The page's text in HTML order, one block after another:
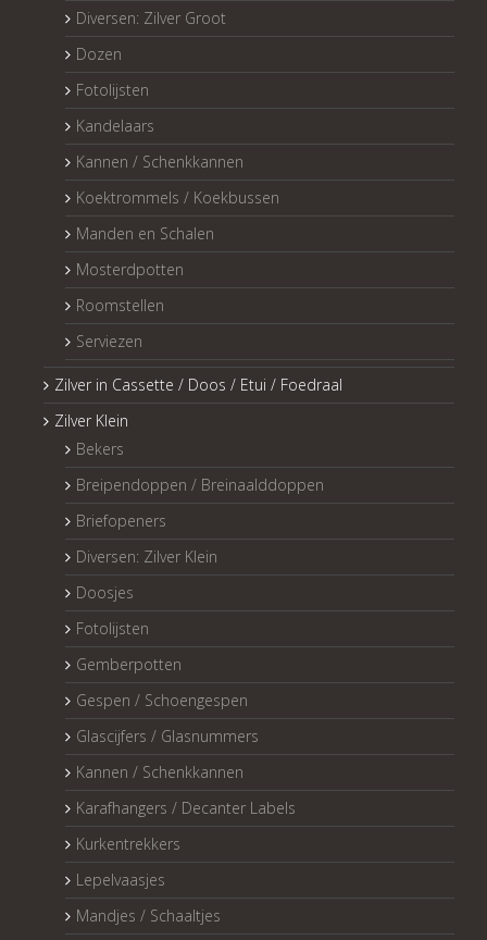
Diversen: Zilver Groot
Dozen
Fotolijsten
Kandelaars
Kannen / Schenkkannen
Koektrommels / Koekbussen
Manden en Schalen
Mosterdpotten
Roomstellen
Serviezen
Zilver in Cassette / Doos / Etui / Foedraal
Zilver Klein
Bekers
Breipendoppen / Breinaalddoppen
Briefopeners
Diversen: Zilver Klein
Doosjes
Fotolijsten
Gemberpotten
Gespen / Schoengespen
Glascijfers / Glasnummers
Kannen / Schenkkannen
Karafhangers / Decanter Labels
Kurkentrekkers
Lepelvaasjes
Mandjes / Schaaltjes